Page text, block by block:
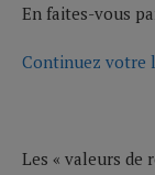
En faites-vous
Continuez votre
Les « valeurs de